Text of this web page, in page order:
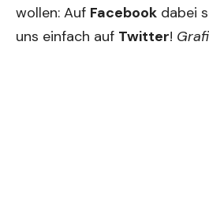
wollen: Auf Facebook dabei
uns einfach auf Twitter!